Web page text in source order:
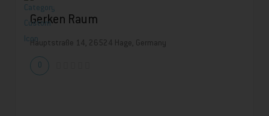
Gerken Raum
Hauptstraße 14, 26524 Hage, Germany
0